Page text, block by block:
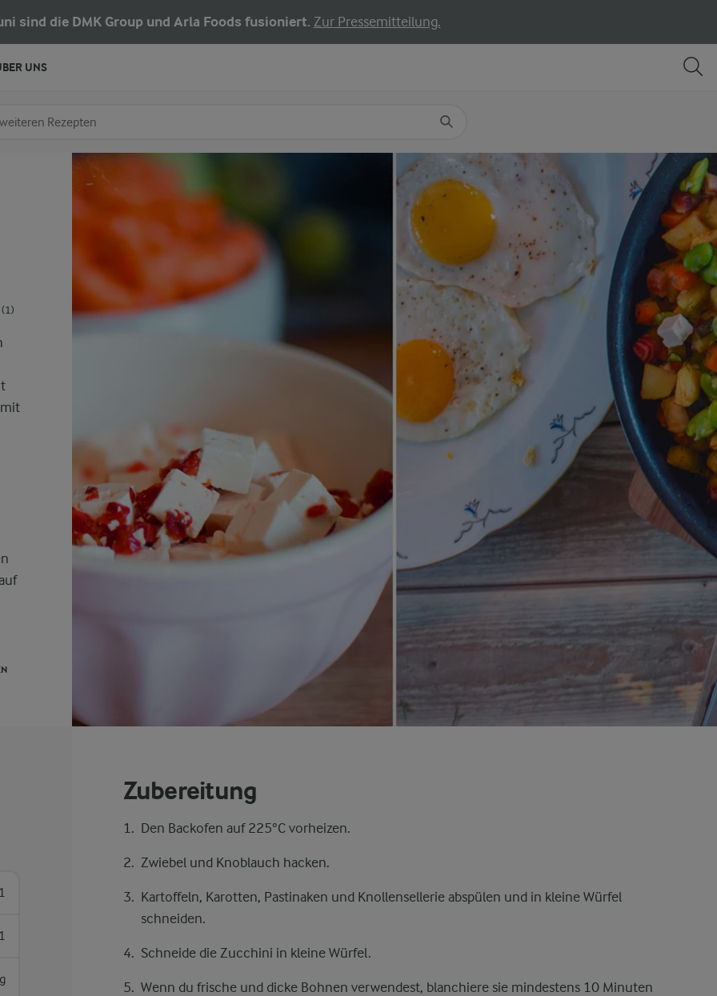
sind die DMK Group und Arla Foods fusioniert. Zur Pressemitteilung.
(1)
Zubereitung
Den Backofen auf 225°C vorheizen.
Zwiebel und Knoblauch hacken.
Kartoffeln, Karotten, Pastinaken und Knollensellerie abspülen und in kleine Würfel
schneiden.
Schneide die Zucchini in kleine Würfel.
Wenn du frische und dicke Bohnen verwendest, blanchiere sie mindestens 10 Minuten
UNS